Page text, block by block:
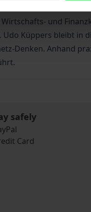
dem
und
Küppers bleibt in
Denken. Anhand
safely
Card